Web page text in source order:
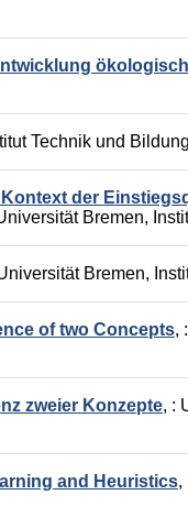
Technik und Bildung
der
Bremen,
Bremen,
of two Concepts,
zweier Konzepte, :
and Heuristics,